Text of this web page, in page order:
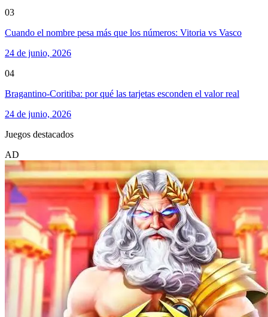
03
Cuando el nombre pesa más que los números: Vitoria vs Vasco
24 de junio, 2026
04
Bragantino-Coritiba: por qué las tarjetas esconden el valor real
24 de junio, 2026
Juegos destacados
AD